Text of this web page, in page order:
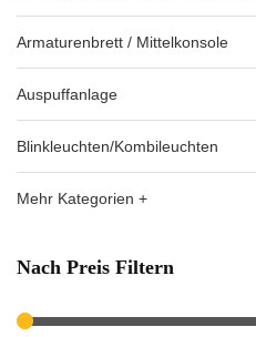
Armaturenbrett / Mittelkonsole
Auspuffanlage
Blinkleuchten/Kombileuchten
Mehr Kategorien +
Nach Preis Filtern